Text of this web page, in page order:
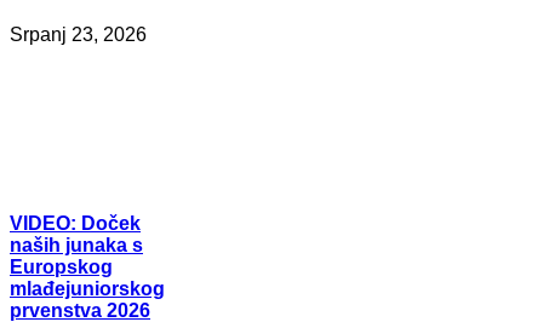
Srpanj 23, 2026
VIDEO: Doček
naših junaka s
Europskog
mlađejuniorskog
prvenstva 2026